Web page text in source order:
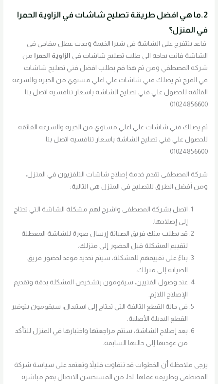
2.ما هي افضل طريقة تصليح شاشات في الزاوية الحمرا
في المنزل؟
قاعد بتتفرج علي الشاشة في شبرا الخيمة وحدث عطل مفاجي في
الشاشة فانت بحاجه الي طلب تصليح شاشات في الزاوية الحمرا من
شركه المصطفي ومن ثم هذا قم بطلب افضل فني تصليح شاشات
في المرج ثم يصلك فني شاشات علي اعلي مستوي من الخبره والسرعه
الفائقه للحصول علي فني تصليح الشاشة باسعار تنافسيه اتصل بنا
01024856600
ثم يصلك فني شاشات علي اعلي مستوي من الخبره والسرعه الفائقه
للحصول علي فني تصليح الشاشة باسعار تنافسيه اتصل بنا
01024856600
شركة المصطفى تقدم خدمة إصلاح شاشات التلفزيون في المنزل،
ومن أفضل الطرق للتصليح في المنزل هي التالية:
اتصل بشركة المصطفى واشرح لهم مشكلة الشاشة التي تحتاج
إلى إصلاحها.
قد يطلب منك فريق الصيانة إرسال صورة للشاشة المعطلة
لتقييم المشكلة قبل الحضور إلى منزلك.
بناءً على تقييمهم للمشكلة، سيتم تحديد موعد لحضور فريق
الصيانة إلى منزلك.
عند وصول الفنيين، سيقومون بتشخيص المشكلة بدقة وتقديم
الإصلاح اللازم.
في حالة القطع التالفة التي تحتاج إلى استبدال، سيقومون بتوفير
القطع البديلة الأصلية.
بعد إصلاح الشاشة، ستتم مراجعتها واختبارها في المنزل للتأكد
من عودتها إلى حالتها السابقة.
يرجى ملاحظة أن الخطوات قد تتفاوت قليلاً وتعتمد على سياسة شركة
المصطفى وطريقة عملها. لذا، من المستحسن الاتصال بهم مباشرة